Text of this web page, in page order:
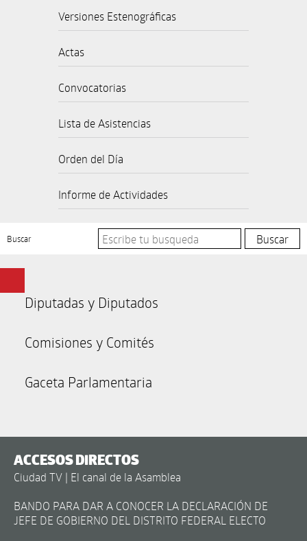
Versiones Estenográficas
Actas
Convocatorias
Lista de Asistencias
Orden del Día
Informe de Actividades
Buscar
Diputadas y Diputados
Comisiones y Comités
Gaceta Parlamentaria
ACCESOS DIRECTOS
Ciudad TV | El canal de la Asamblea
BANDO PARA DAR A CONOCER LA DECLARACIÓN DE
JEFE DE GOBIERNO DEL DISTRITO FEDERAL ELECTO